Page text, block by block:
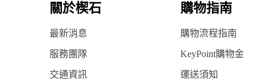
關於楔石 購物指南
最新消息 購物流程指南
服務團隊 KeyPoint購物金
交通資訊 運送須知